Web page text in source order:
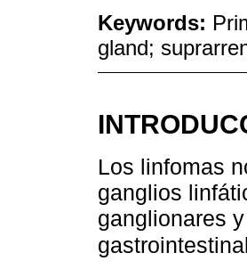
Keywords:
gland;
Los linfomas
ganglios
ganglionares